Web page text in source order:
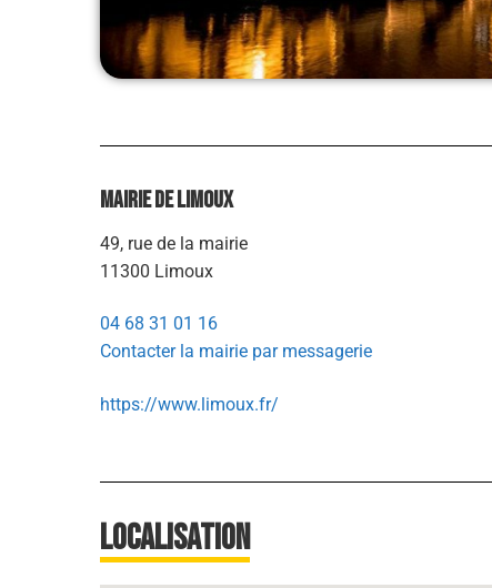
Mairie de Limoux
49, rue de la mairie
11300 Limoux
04 68 31 01 16
Contacter la mairie par messagerie
https://www.limoux.fr/
Localisation